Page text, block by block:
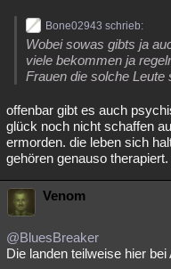
Bone02943 schrieb:
Wobei sowas gibts ja
viele bekommen ja
Frauen die solche Leute
offenbar gibt es auch
glück noch nicht schaffen
ermorden. die leben sich
gehören genauso therapiert.
Venom
@BluesBreaker
Die landen teilweise hier bei